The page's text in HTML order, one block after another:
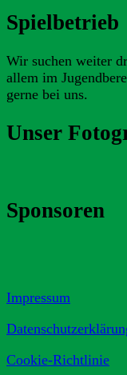
Spielbetrieb
Wir suchen weiter
allem im
gerne bei uns.
Unser
Sponsoren
Impressum
Cookie-Richtlinie